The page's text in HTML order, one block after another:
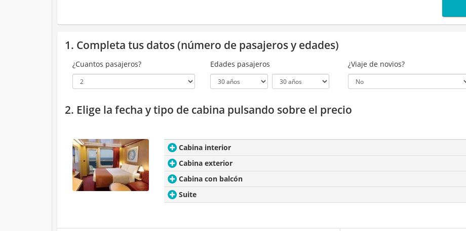
1. Completa tus datos (número de pasajeros y edades)
¿Cuantos pasajeros? Edades pasajeros ¿Viaje de novios?
2. Elige la fecha y tipo de cabina pulsando sobre el precio
Cabina interior
Cabina exterior
Cabina con balcón
Suite